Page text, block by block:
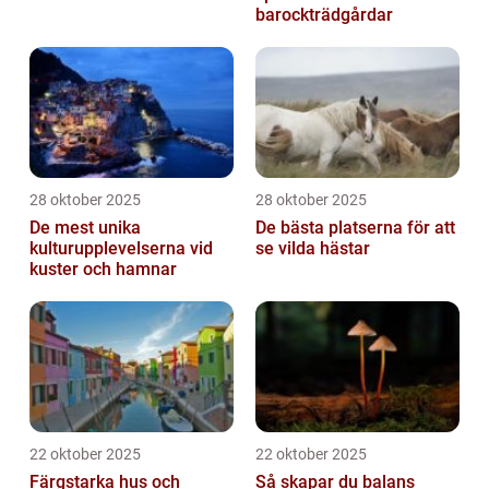
barockträdgårdar
28 oktober 2025
De mest unika
kulturupplevelserna vid
kuster och hamnar
28 oktober 2025
De bästa platserna för att
se vilda hästar
22 oktober 2025
Färgstarka hus och
22 oktober 2025
Så skapar du balans